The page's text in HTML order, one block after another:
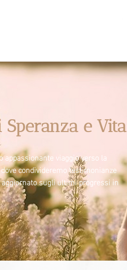
e Vita
viaggio verso la
condivideremo testimonianze
sugli ultimi progressi in